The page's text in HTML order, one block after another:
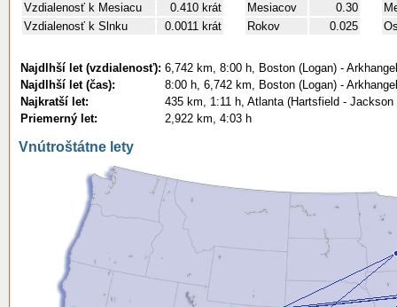
Vzdialenosť k Mesiacu
0.410 krát
Vzdialenosť k Slnku
0.0011 krát
Mesiacov
0.30
Rokov
0.025
Najdlhší let (vzdialenosť): 6,742 km, 8:00 h, Boston (Logan) -
Najdlhší let (čas):
8:00 h, 6,742 km, Boston (Logan) -
Najkratší let:
435 km, 1:11 h, Atlanta (Hartsfield -
Priemerný let:
2,922 km, 4:03 h
Vnútroštátne lety